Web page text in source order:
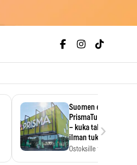
Suomen
PrismaTukku avautui
– kuka tahansa
ilman tukkukorttia
Ostoksille tarvitse
›